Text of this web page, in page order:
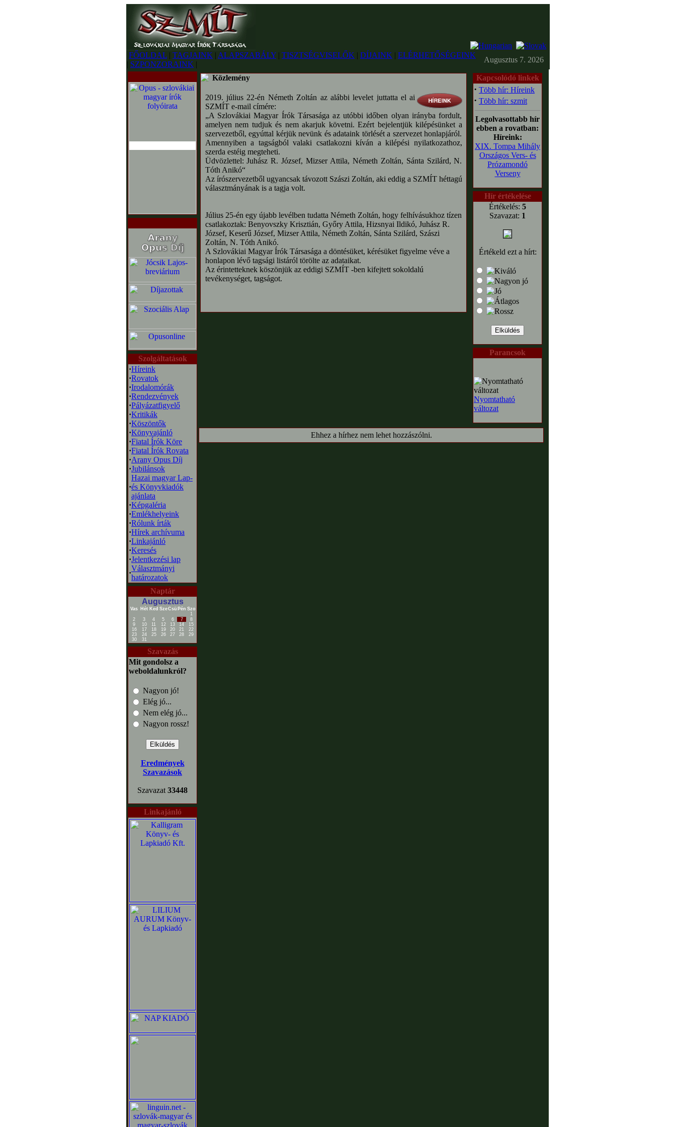
FŐOLDAL | TAGJAINK | ALAPSZABÁLY | TISZTSÉGVISELŐK | DÍJAINK | ELÉRHETŐSÉGEINK
| SZPONZORAINK |
Augusztus 7. 2026
Szolgáltatások
·Híreink
·Rovatok
·Irodalomórák
·Rendezvények
·Pályázatfigyelő
·Kritikák
·Köszöntők
·Könyvajánló
·Fiatal Írók Köre
·Fiatal Írók Rovata
·Arany Opus Díj
·Jubilánsok
·
Hazai magyar Lap-
és Könyvkiadók
ajánlata
·Képgaléria
·Emlékhelyeink
·Rólunk írták
·Hírek archívuma
·Linkajánló
·Keresés
·Jelentkezési lap
·
Választmányi
határozatok
Naptár
Augusztus
Vas Hét Ked SzeCsü Pén Szo
1
2
3 4 5 6 7
8
9
10 11 12 13 14
15
16
17 18 19 20 21
22
23
24 25 26 27 28
29
30
31
Szavazás
Mit gondolsz a
weboldalunkról?
Nagyon jó!
Elég jó...
Nem elég jó...
Nagyon rossz!
Eredmények
Szavazások
Szavazat 33448
Linkajánló
Közlemény
2019. július 22-én Németh Zoltán az alábbi levelet juttatta el ai
SZMÍT e-mail címére:
„A Szlovákiai Magyar Írók Társasága az utóbbi időben olyan irányba fordult,
amelyen nem tudjuk és nem akarjuk követni. Ezért bejelentjük kilépésünket a
szervezetből, egyúttal kérjük nevünk és adataink törlését a szervezet honlapjáról.
Amennyiben a tagságból valaki csatlakozni kíván a kilépési nyilatkozathoz,
szerda estéig megteheti.
Üdvözlettel: Juhász R. József, Mizser Attila, Németh Zoltán, Sánta Szilárd, N.
Tóth Anikó“
Az írószervezetből ugyancsak távozott Szászi Zoltán, aki eddig a SZMÍT héttagú
választmányának is a tagja volt.
Július 25-én egy újabb levélben tudatta Németh Zoltán, hogy felhívásukhoz tízen
csatlakoztak: Benyovszky Krisztián, Győry Attila, Hizsnyai Ildikó, Juhász R.
József, Keserű József, Mizser Attila, Németh Zoltán, Sánta Szilárd, Szászi
Zoltán, N. Tóth Anikó.
A Szlovákiai Magyar Írók Társasága a döntésüket, kérésüket figyelme véve a
honlapon lévő tagsági listáról törölte az adataikat.
Az érintetteknek köszönjük az eddigi SZMÍT -ben kifejtett sokoldalú
tevékenységet, tagságot.
Kapcsolódó linkek
· Több hír: Híreink
· Több hír: szmit
Legolvasottabb hír
ebben a rovatban:
Híreink:
XIX. Tompa Mihály
Országos Vers- és
Prózamondó
Verseny
Hír értékelése
Értékelés: 5
Szavazat: 1
Értékeld ezt a hírt:
Parancsok
Nyomtatható
változat
Ehhez a hírhez nem lehet hozzászólni.